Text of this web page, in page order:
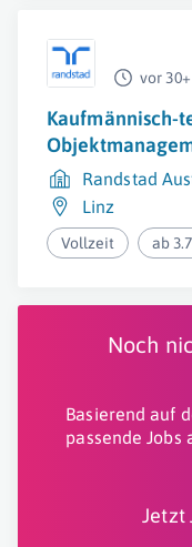
vor
Kaufmännisch-
Randstad
Linz
Vollzeit ab
Noch
Basierend auf
passende Jobs
Jetzt